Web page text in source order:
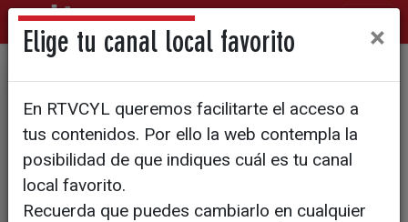
CyLTV se une al VRAC, El
Salvador y Aparejadores
Burgos para impulsar el
rugby castellano y leonés
Elige tu canal local favorito ×
En RTVCYL queremos facilitarte el acceso a
tus contenidos. Por ello la web contempla la
posibilidad de que indiques cuál es tu canal
local favorito.
Recuerda que puedes cambiarlo en cualquier